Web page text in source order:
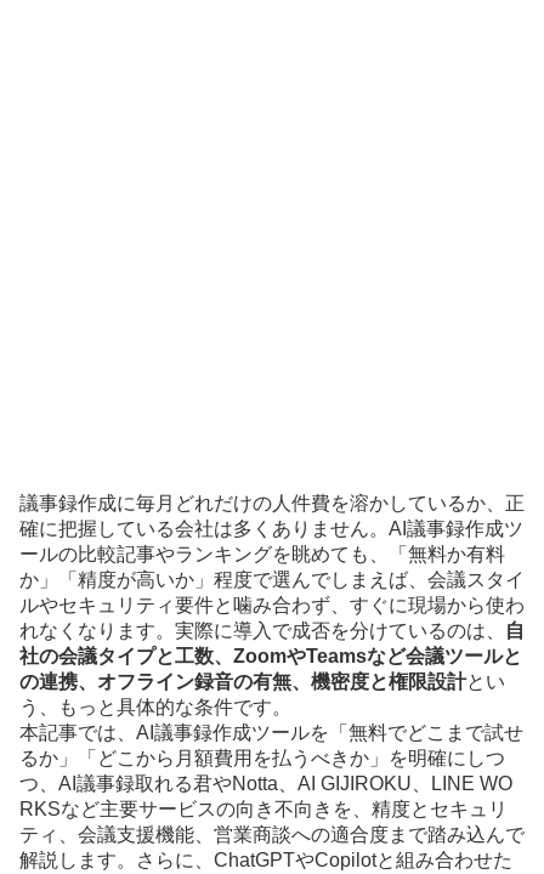
議事録作成に毎月どれだけの人件費を溶かしているか、正
確に把握している会社は多くありません。AI議事録作成ツ
ールの比較記事やランキングを眺めても、「無料か有料
か」「精度が高いか」程度で選んでしまえば、会議スタイ
ルやセキュリティ要件と噛み合わず、すぐに現場から使わ
れなくなります。実際に導入で成否を分けているのは、
自
社の会議タイプと工数、ZoomやTeamsなど会議ツールと
の連携、オフライン録音の有無、機密度と権限設計とい
う、もっと具体的な条件です。
本記事では、AI議事録作成ツールを「無料でどこまで試せ
るか」「どこから月額費用を払うべきか」を明確にしつ
つ、AI議事録取れる君やNotta、AI GIJIROKU、LINE WO
RKSなど主要サービスの向き不向きを、精度とセキュリ
ティ、会議支援機能、営業商談への適合度まで踏み込んで
解説します。さらに、ChatGPTやCopilotと組み合わせた